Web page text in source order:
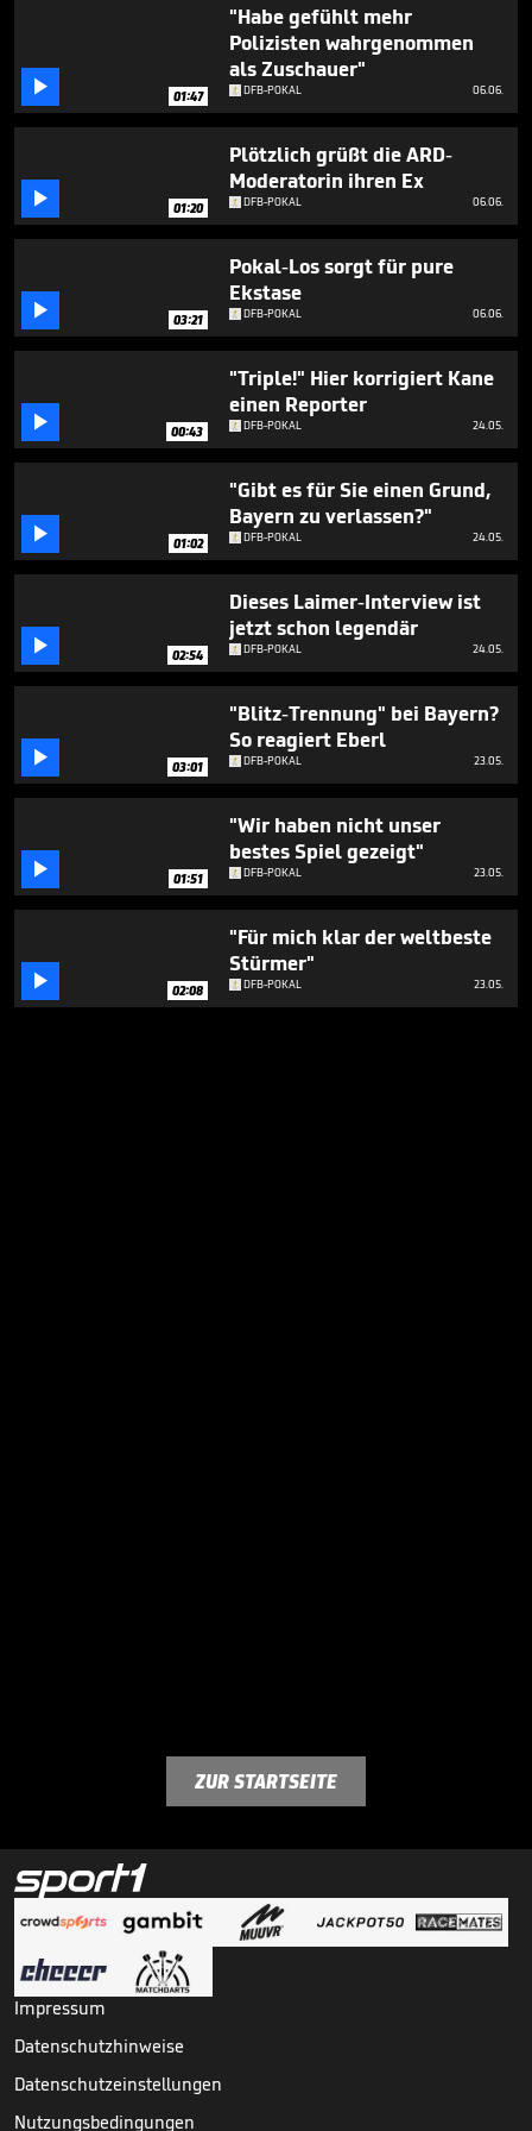
seconds
 01:47
"Habe gefühlt mehr
Polizisten wahrgenommen
als Zuschauer"
DFB-POKAL 06.06.
 01:20
Plötzlich grüßt die ARD-
Moderatorin ihren Ex
DFB-POKAL 06.06.
 03:21
Pokal-Los sorgt für pure
Ekstase
DFB-POKAL 06.06.
 00:43
"Triple!" Hier korrigiert Kane
einen Reporter
DFB-POKAL 24.05.
 01:02
"Gibt es für Sie einen Grund,
Bayern zu verlassen?"
DFB-POKAL 24.05.
 02:54
Dieses Laimer-Interview ist
jetzt schon legendär
DFB-POKAL 24.05.
 03:01
"Blitz-Trennung" bei Bayern?
So reagiert Eberl
DFB-POKAL 23.05.
 01:51
"Wir haben nicht unser
bestes Spiel gezeigt"
DFB-POKAL 23.05.
 02:08
"Für mich klar der weltbeste
Stürmer"
DFB-POKAL 23.05.
ZUR STARTSEITE
Impressum
Datenschutzhinweise
Datenschutzeinstellungen
Nutzungsbedingungen